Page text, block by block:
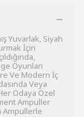
Yuvarlak, Siyah
İçin
Oyunları
Ve Modern İç
Veya
Odaya Özel
Ampuller
Ampullerle